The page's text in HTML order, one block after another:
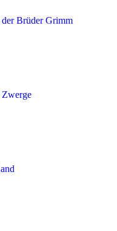
Brüder Grimm
Zwerge